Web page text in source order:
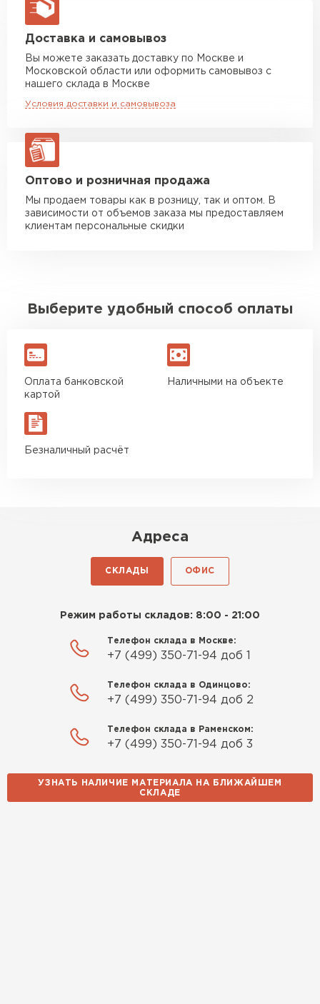
макс. длина груза 13,5 м
Манипулятор до 5 тн
Манипулятор до 10 тн
макс. длина груза 8 м
макс. длина груза 13,5 м
ЗАКАЗАТЬ С ДОСТАВКОЙ
Доставка и самовывоз
Вы можете заказать доставку по Москве и
Московской области или оформить самовывоз с
нашего склада в Москве
Условия доставки и самовывоза
Оптово и розничная продажа
Мы продаем товары как в розницу, так и оптом. В
зависимости от объемов заказа мы предоставляем
клиентам персональные скидки
Выберите удобный способ оплаты
Оплата банковской
картой
Наличными на объекте
Безналичный расчёт
Адреса
СКЛАДЫ ОФИС
Режим работы складов: 8:00 - 21:00
Телефон склада в Москве:
+7 (499) 350-71-94 доб 1
Телефон склада в Одинцово:
+7 (499) 350-71-94 доб 2
Телефон склада в Раменском:
+7 (499) 350-71-94 доб 3
УЗНАТЬ НАЛИЧИЕ МАТЕРИАЛА НА БЛИЖАЙШЕМ
СКЛАДЕ